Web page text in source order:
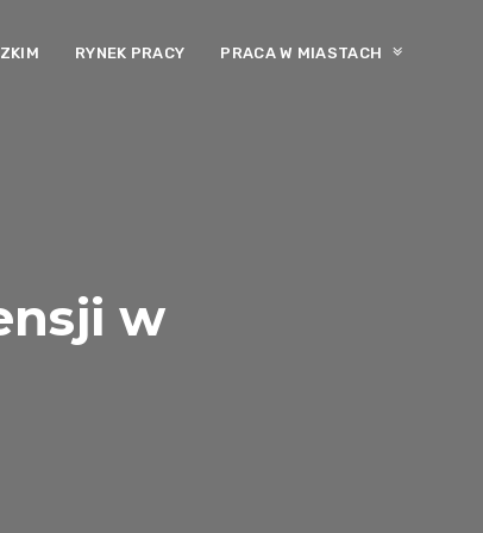
RYNEK PRACY PRACA W MIASTACH
w